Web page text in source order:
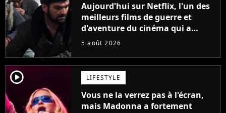
Aujourd'hui sur Netflix, l'un des
meilleurs films de guerre et
d'aventure du cinéma qui a
connu un succès retentissant à
5 août 2026
player2 LIFESTYLE
Vous ne la verrez pas à l'écran,
mais Madonna a fortement